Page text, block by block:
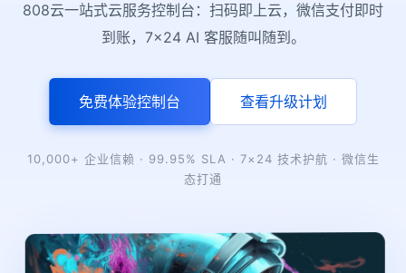
808云一站式云服务控制台：扫码即上云，微信支付即时
到账，7×24 AI 客服随叫随到。
免费体验控制台 查看升级计划
10,000+ 企业信赖 · 99.95% SLA · 7×24 技术护航 · 微信生
态打通